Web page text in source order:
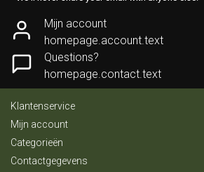
Mijn account
homepage.account.text
Questions?
homepage.contact.text
Klantenservice
Mijn account
Categorieën
Contactgegevens